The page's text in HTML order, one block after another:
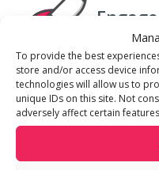
To provide the best
store and/or access device
technologies will allow us to
unique IDs on this site. Not
adversely affect certain
Unser Engagement
nachhaltigen
weshalb sich unsere